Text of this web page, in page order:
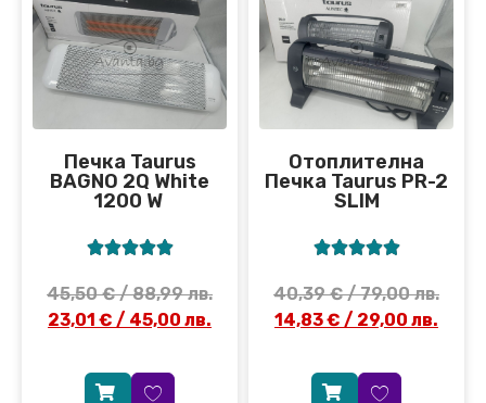
Печка Taurus
BAGNO 2Q White
1200 W

45,50€/ 88,99 лв.
23,01 € / 45,00 лв.
Отоплителна
Печка Taurus PR-2
SLIM

40,39€/ 79,00 лв.
14,83€ / 29,00 лв.